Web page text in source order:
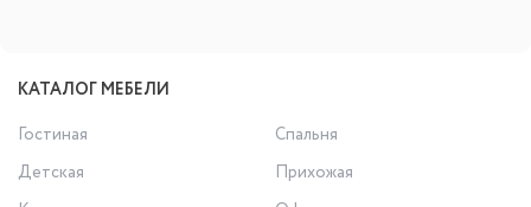
КАТАЛОГ МЕБЕЛИ
Гостиная
Спальня
Детская
Прихожая